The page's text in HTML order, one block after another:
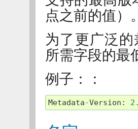
点之前的值）
为了更广泛
所需字段的最
例子：：
Metadata-Version :